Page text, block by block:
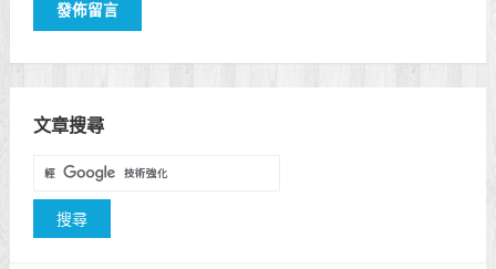
文章搜尋